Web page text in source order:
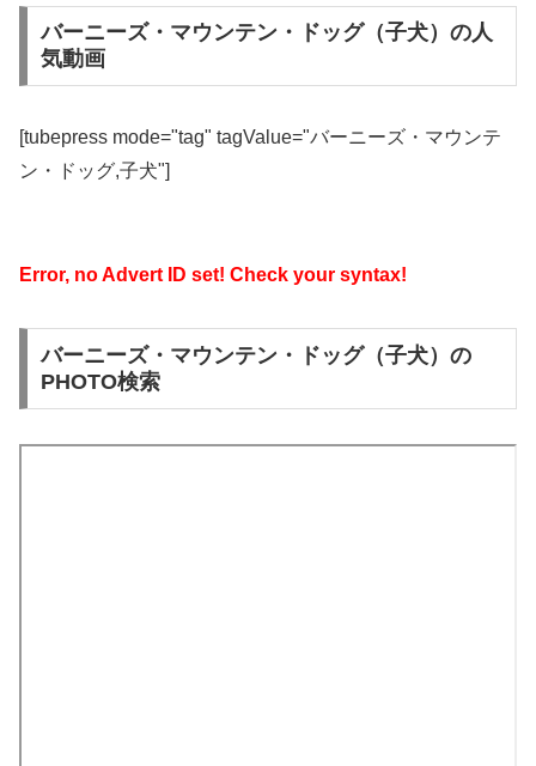
バーニーズ・マウンテン・ドッグ（子犬）の人
気動画
[tubepress mode="tag" tagValue="バーニーズ・マウンテ
ン・ドッグ,子犬"]
Error, no Advert ID set! Check your syntax!
バーニーズ・マウンテン・ドッグ（子犬）の
PHOTO検索